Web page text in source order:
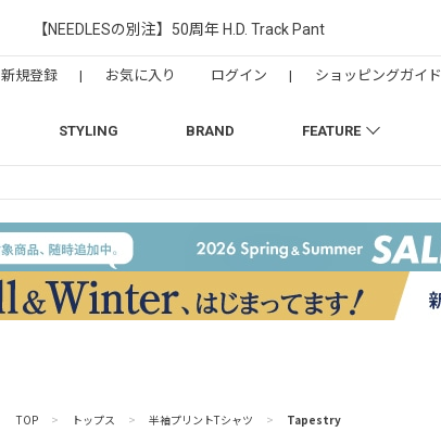
【NEEDLESの別注】50周年 H.D. Track Pant
STYLING BRAND FEATURE
新規登録 | お気に入り ログイン | ショッピングガイド
TOP > トップス > 半袖プリントTシャツ > Tapestry